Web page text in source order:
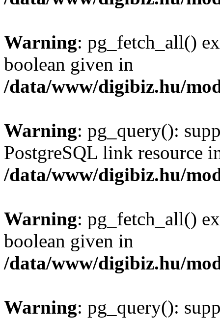
Warning: pg_fetch_all()
boolean given in
/data/www/digibiz.hu/
Warning: pg_query():
PostgreSQL link resource
/data/www/digibiz.hu/
Warning: pg_fetch_all()
boolean given in
/data/www/digibiz.hu/
Warning: pg_query():